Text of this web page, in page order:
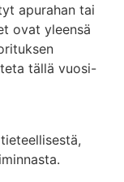
apurahan tai
ovat yleensä
tällä vuosi-